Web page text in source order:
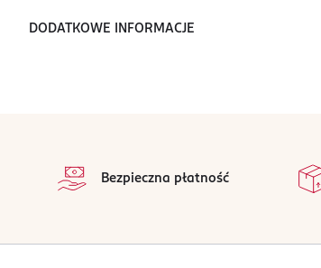
DODATKOWE INFORMACJE
Bezpieczna płatność